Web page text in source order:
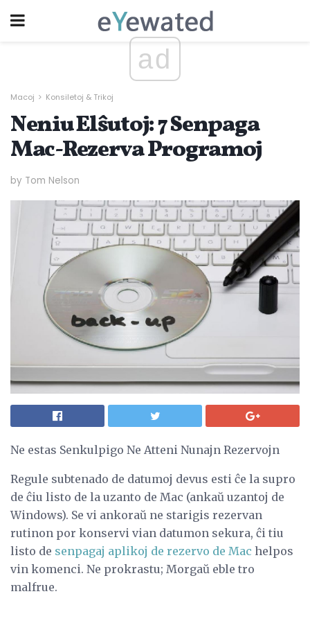
ad
Macoj Konsiletoj & Trikoj
Neniu Elŝutoj: 7 Senpaga
Mac-Rezerva Programoj
by Tom Nelson
Ne estas Senkulpigo Ne Atteni Nunajn Rezervojn
Regule subtenado de datumoj devus esti ĉe la supro
de ĉiu listo de la uzanto de Mac (ankaŭ uzantoj de
Windows). Se vi ankoraŭ ne starigis rezervan
rutinon por konservi vian datumon sekura, ĉi tiu
listo de senpagaj aplikoj de rezervo de Mac helpos
vin komenci. Ne prokrastu; Morgaŭ eble tro
malfrue.